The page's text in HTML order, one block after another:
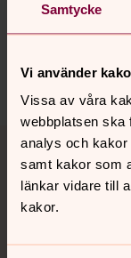
Samtycke
Vi använder
Vissa av våra
webbplatsen ska
analys och kakor
samt kakor som
länkar vidare till
kakor.
innehåll?
Dela
Tillbaka till
Tillbaka till